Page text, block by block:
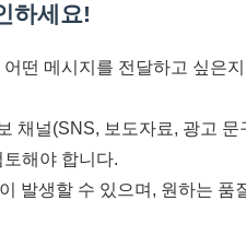
하세요!
떤 메시지를 전달하고 싶은
채널(SNS, 보도자료, 광고
해야 합니다.
발생할 수 있으며, 원하는 품